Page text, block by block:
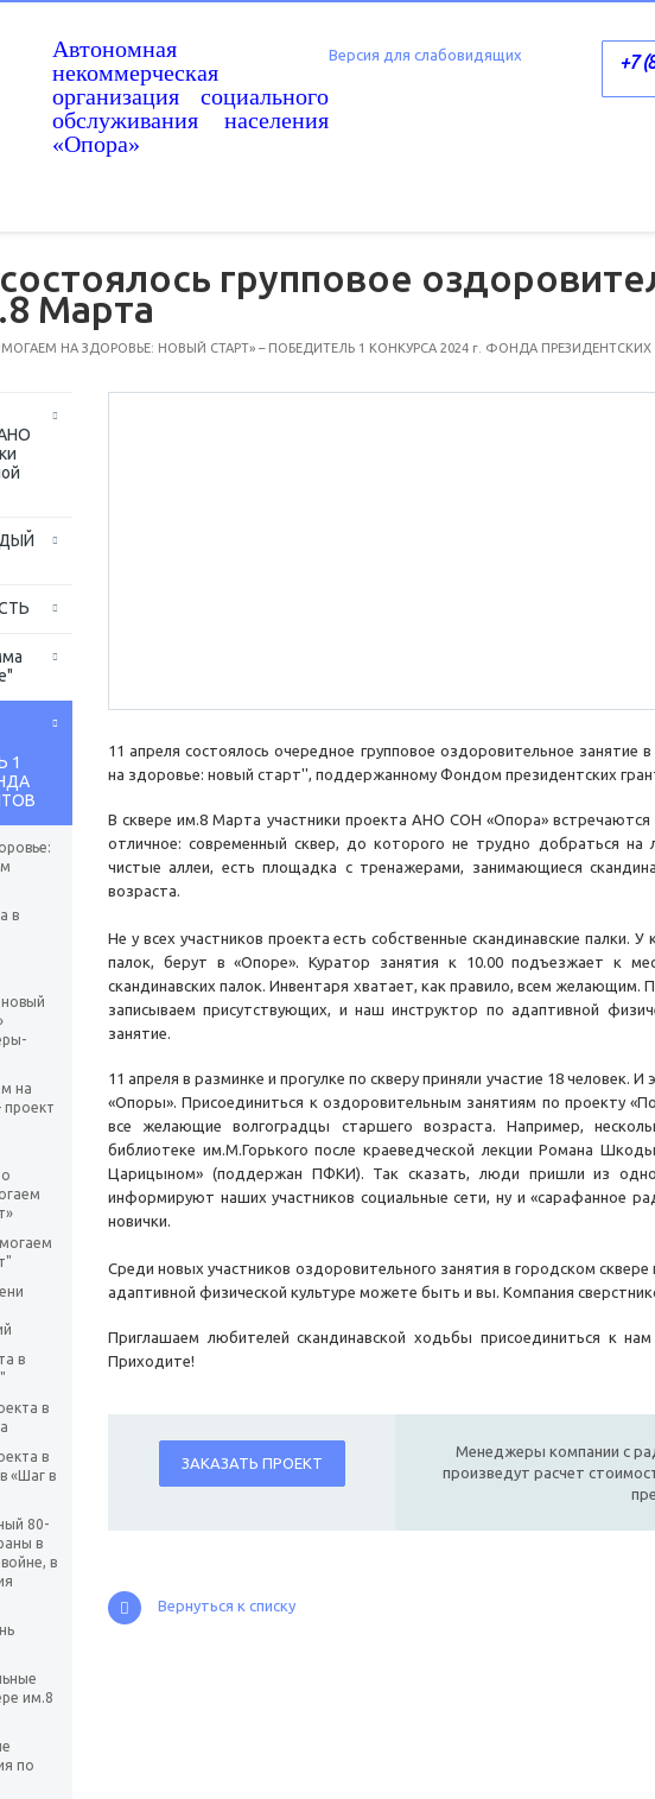
Автономная
некоммерческая
организация социального
обслуживания населения
«Опора»
+7
Версия для слабовидящих
групповое
Марта
НА ЗДОРОВЬЕ: НОВЫЙ СТАРТ» – ПОБЕДИТЕЛЬ 1 КОНКУРСА 2024 г. ФОНДА ПРЕЗИДЕНТСКИХ
1
в
на
проект
в
в
в
«Шаг в
80-
в
в
им.8
по
11 апреля состоялось очередное групповое оздоровительное
на здоровье: новый старт'', поддержанному Фондом президентских
В сквере им.8 Марта участники проекта АНО СОН «Опора»
отличное: современный сквер, до которого не трудно добраться
чистые аллеи, есть площадка с тренажерами, занимающиеся
возраста.
Не у всех участников проекта есть собственные скандинавские палки.
палок, берут в «Опоре». Куратор занятия к 10.00 подъезжает к
скандинавских палок. Инвентаря хватает, как правило, всем желающим.
записываем присутствующих, и наш инструктор по адаптивной
занятие.
11 апреля в разминке и прогулке по скверу приняли участие 18 человек.
«Опоры». Присоединиться к оздоровительным занятиям по проекту
все желающие волгоградцы старшего возраста. Например,
библиотеке им.М.Горького после краеведческой лекции Романа
Царицыном» (поддержан ПФКИ). Так сказать, люди пришли из
информируют наших участников социальные сети, ну и «сарафанное
новички.
Среди новых участников оздоровительного занятия в городском
адаптивной физической культуре можете быть и вы. Компания
Приглашаем любителей скандинавской ходьбы присоединиться к
Приходите!
ЗАКАЗАТЬ ПРОЕКТ
Менеджеры компании с
произведут расчет
Вернуться к списку